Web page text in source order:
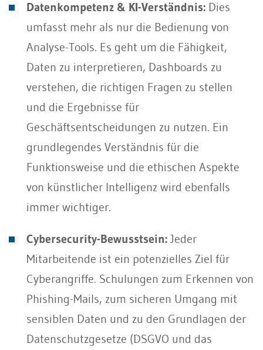
Datenkompetenz & KI-Verständnis: Dies
umfasst mehr als nur die Bedienung von
Analyse-Tools. Es geht um die Fähigkeit,
Daten zu interpretieren, Dashboards zu
verstehen, die richtigen Fragen zu stellen
und die Ergebnisse für
Geschäftsentscheidungen zu nutzen. Ein
grundlegendes Verständnis für die
Funktionsweise und die ethischen Aspekte
von künstlicher Intelligenz wird ebenfalls
immer wichtiger.
Cybersecurity-Bewusstsein: Jeder
Mitarbeitende ist ein potenzielles Ziel für
Cyberangriffe. Schulungen zum Erkennen von
Phishing-Mails, zum sicheren Umgang mit
sensiblen Daten und zu den Grundlagen der
Datenschutzgesetze (DSGVO und das